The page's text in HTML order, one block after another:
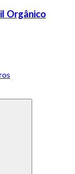
Orgânico